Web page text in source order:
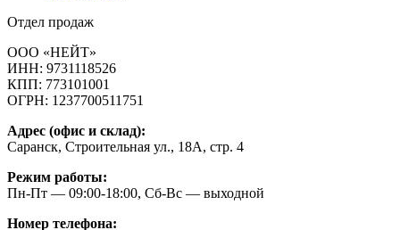
Отдел продаж
ООО «НЕЙТ»
ИНН: 9731118526
КПП: 773101001
ОГРН: 1237700511751
Адрес (офис и склад):
Саранск, Строительная ул., 18А, стр. 4
Режим работы:
Пн-Пт — 09:00-18:00, Сб-Вс — выходной
Номер телефона: